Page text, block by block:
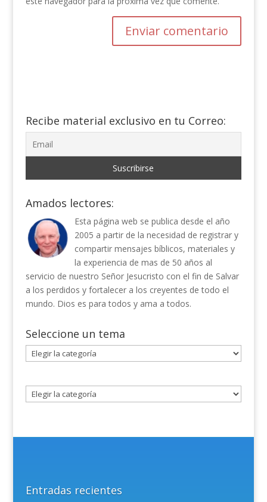
Recibe material exclusivo en tu Correo:
Amados lectores:
Esta página web se publica desde el año
2005 a partir de la necesidad de registrar y
compartir mensajes bíblicos, materiales y
la experiencia de mas de 50 años al
servicio de nuestro Señor Jesucristo con el fin de Salvar
a los perdidos y fortalecer a los creyentes de todo el
mundo. Dios es para todos y ama a todos.
Seleccione un tema
Seleccione
un
Entradas recientes